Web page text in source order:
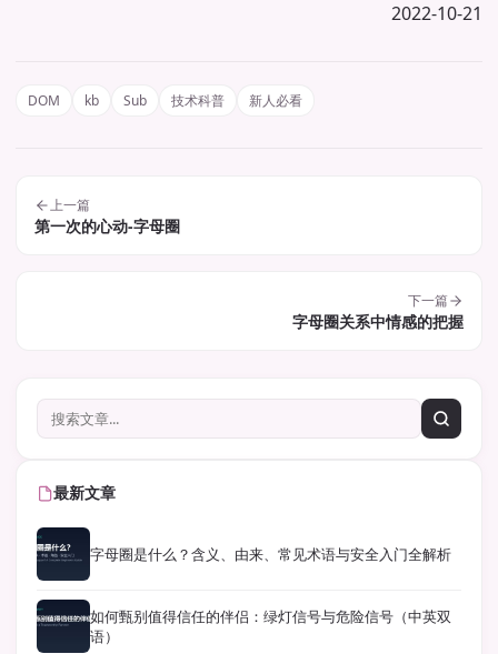
2022-10-21
DOM kb Sub 技术科普 新人必看
上一篇
第一次的心动-字母圈
下一篇
字母圈关系中情感的把握
最新文章
字母圈是什么？含义、由来、常见术语与安全入门全解析
如何甄别值得信任的伴侣：绿灯信号与危险信号（中英双
语）